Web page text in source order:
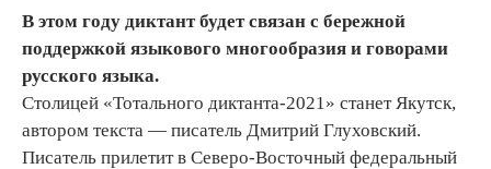
В этом году диктант будет связан с бережной
поддержкой языкового многообразия и говорами
русского языка.
Столицей «Тотального диктанта-2021» станет Якутск,
автором текста — писатель Дмитрий Глуховский.
Писатель прилетит в Северо-Восточный федеральный